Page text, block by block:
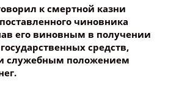
к смертной казни
чиновника
его виновным в получении
средств,
служебным положением